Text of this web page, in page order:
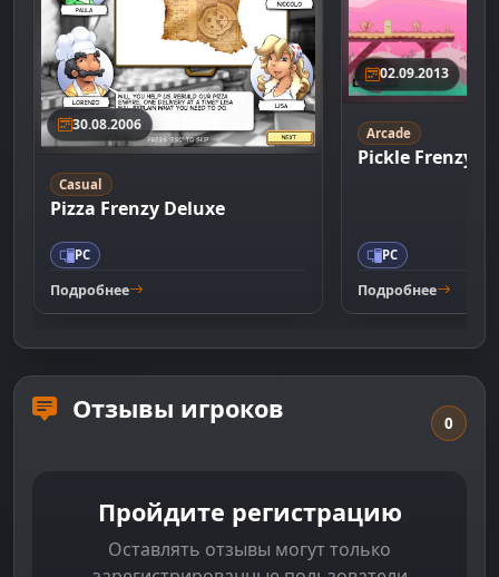
30.08.2006
Casual
Pizza Frenzy Deluxe
PC
Подробнее
02.09.2013
Arcade
Pickle Frenzy
PC
Подробнее
Отзывы игроков 0
Пройдите регистрацию
Оставлять отзывы могут только